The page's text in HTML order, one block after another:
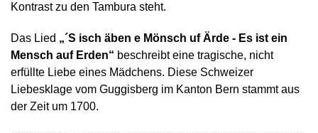
Kontrast zu den Tambura steht.
Das Lied „´S isch äben e Mönsch uf Ärde - Es ist ein
Mensch auf Erden“ beschreibt eine tragische, nicht
erfüllte Liebe eines Mädchens. Diese Schweizer
Liebesklage vom Guggisberg im Kanton Bern stammt aus
der Zeit um 1700.